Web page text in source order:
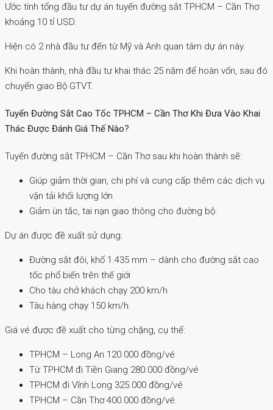
Ước tính tổng đầu tư dự án tuyến đường sắt TPHCM – Cần Thơ
khoảng 10 tỉ USD.
Hiện có 2 nhà đầu tư đến từ Mỹ và Anh quan tâm dự án này.
Khi hoàn thành, nhà đầu tư khai thác 25 năm để hoàn vốn, sau đó
chuyển giao Bộ GTVT.
Tuyến Đường Sắt Cao Tốc TPHCM – Cần Thơ Khi Đưa Vào Khai
Thác Được Đánh Giá Thế Nào?
Tuyến đường sắt TPHCM – Cần Thơ sau khi hoàn thành sẽ:
Giúp giảm thời gian, chi phí và cung cấp thêm các dịch vụ
vận tải khối lượng lớn
Giảm ùn tắc, tai nạn giao thông cho đường bộ.
Dự án được đề xuất sử dụng:
Đường sắt đôi, khổ 1.435 mm – dành cho đường sắt cao
tốc phổ biến trên thế giới
Cho tàu chở khách chạy 200 km/h
Tàu hàng chạy 150 km/h.
Giá vé được đề xuất cho từng chặng, cụ thể:
TPHCM – Long An 120.000 đồng/vé
Từ TPHCM đi Tiền Giang 280.000 đồng/vé
TPHCM đi Vĩnh Long 325.000 đồng/vé
TPHCM – Cần Thơ 400.000 đồng/vé.